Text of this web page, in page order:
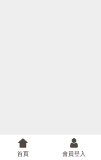
首頁 會員登入